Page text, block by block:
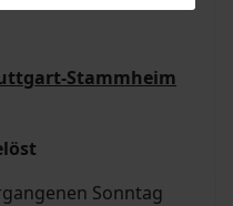
Stammheim
Sonntag